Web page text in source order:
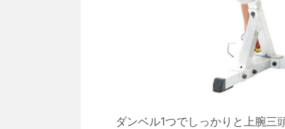
ダンベル1つでしっかりと上腕三